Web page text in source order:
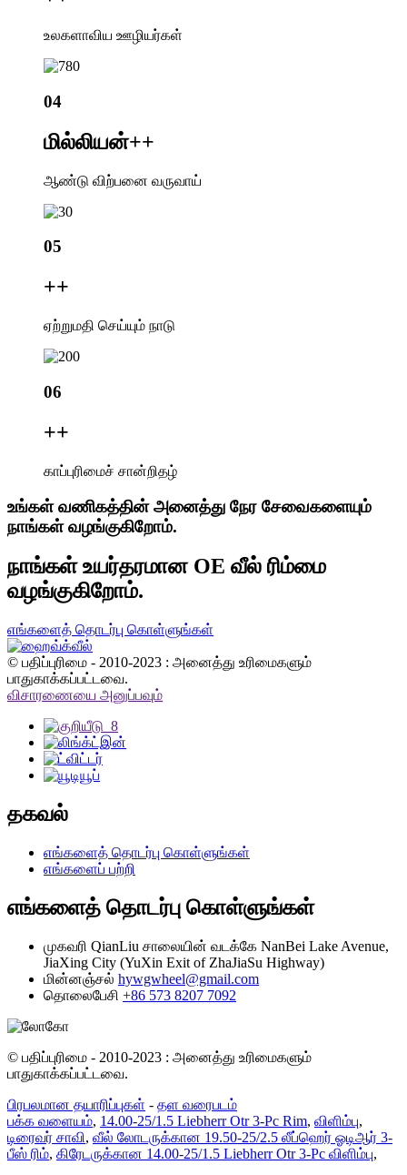
உலகளாவிய ஊழியர்கள்
04
மில்லியன்++
ஆண்டு விற்பனை வருவாய்
05
++
ஏற்றுமதி செய்யும் நாடு
06
++
காப்புரிமைச் சான்றிதழ்
உங்கள் வணிகத்தின் அனைத்து நேர சேவைகளையும்
நாங்கள் வழங்குகிறோம்.
நாங்கள் உயர்தரமான OE வீல் ரிம்மை
வழங்குகிறோம்.
எங்களைத் தொடர்பு கொள்ளுங்கள்
© பதிப்புரிமை - 2010-2023 : அனைத்து உரிமைகளும்
பாதுகாக்கப்பட்டவை.
விசாரணையை அனுப்பவும்
தகவல்
எங்களைத் தொடர்பு கொள்ளுங்கள்
எங்களைப் பற்றி
எங்களைத் தொடர்பு கொள்ளுங்கள்
முகவரி QianLiu சாலையின் வடக்கே NanBei Lake Avenue,
JiaXing City (YuXin Exit of ZhaJiaSu Highway)
மின்னஞ்சல் hywgwheel@gmail.com
தொலைபேசி +86 573 8207 7092
© பதிப்புரிமை - 2010-2023 : அனைத்து உரிமைகளும்
பாதுகாக்கப்பட்டவை.
பிரபலமான தயாரிப்புகள் - தள வரைபடம்
பக்க வளையம், 14.00-25/1.5 Liebherr Otr 3-Pc Rim, விளிம்பு,
டிரைவர் சாவி, வீல் லோடருக்கான 19.50-25/2.5 லீப்ஹெர் ஓடிஆர் 3-
பீஸ் ரிம், கிரேடருக்கான 14.00-25/1.5 Liebherr Otr 3-Pc விளிம்பு,